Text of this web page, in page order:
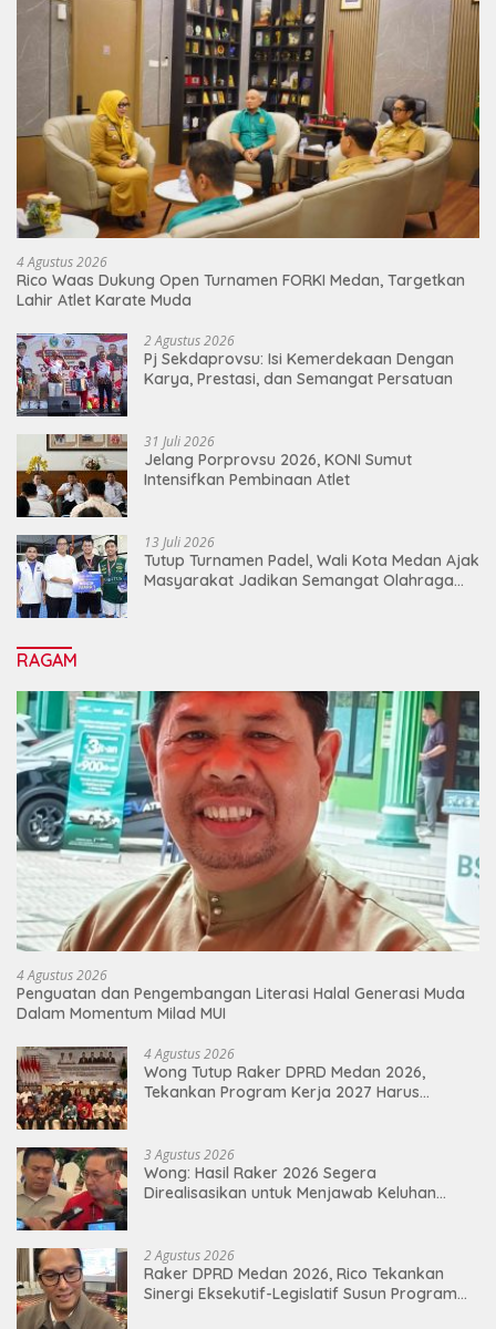
4 Agustus 2026
Rico Waas Dukung Open Turnamen FORKI Medan, Targetkan
Lahir Atlet Karate Muda
2 Agustus 2026
Pj Sekdaprovsu: Isi Kemerdekaan Dengan
Karya, Prestasi, dan Semangat Persatuan
31 Juli 2026
Jelang Porprovsu 2026, KONI Sumut
Intensifkan Pembinaan Atlet
13 Juli 2026
Tutup Turnamen Padel, Wali Kota Medan Ajak
Masyarakat Jadikan Semangat Olahraga
RAGAM
4 Agustus 2026
Penguatan dan Pengembangan Literasi Halal Generasi Muda
Dalam Momentum Milad MUI
4 Agustus 2026
Wong Tutup Raker DPRD Medan 2026,
Tekankan Program Kerja 2027 Harus
3 Agustus 2026
Wong: Hasil Raker 2026 Segera
Direalisasikan untuk Menjawab Keluhan
2 Agustus 2026
Raker DPRD Medan 2026, Rico Tekankan
Sinergi Eksekutif-Legislatif Susun Program